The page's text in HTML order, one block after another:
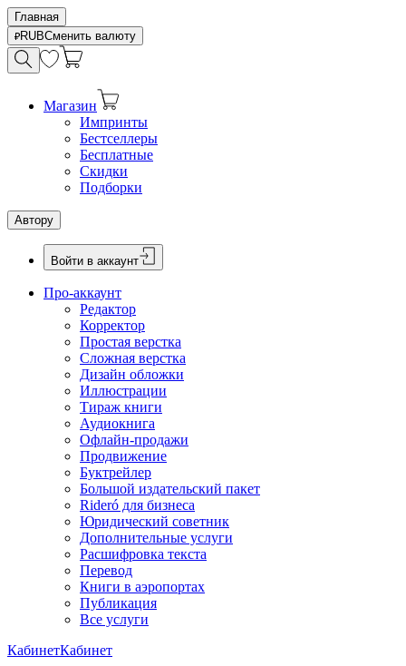
Главная
RUBСменить валюту
Магазин
Импринты
Бестселлеры
Бесплатные
Скидки
Подборки
Автору
Войти в аккаунт
Про-аккаунт
Редактор
Корректор
Простая верстка
Сложная верстка
Дизайн обложки
Иллюстрации
Тираж книги
Аудиокнига
Офлайн-продажи
Продвижение
Буктрейлер
Большой издательский пакет
Rideró для бизнеса
Юридический советник
Дополнительные услуги
Расшифровка текста
Перевод
Книги в аэропортах
Публикация
Все услуги
КабинетКабинет